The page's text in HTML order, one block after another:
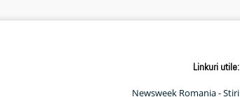
Linkuri utile:
Newsweek Romania - Știri